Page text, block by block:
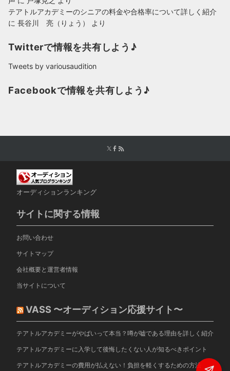
テアトルアカデミーのシニアの料金や合格率について詳しく紹介
に 長谷川 亮（りょう） より
Twitterで情報を共有しよう♪
Tweets by variousaudition
Facebookで情報を共有しよう♪
オーディションランキング
サイトに関する情報
お問い合わせ
サイトマップ
会社概要と運営者情報
当サイトについて
VASS 〜オーディション応援サイト〜
テアトルアカデミーがやばいって本当？噂が嘘である理由を詳しく紹介
テアトルアカデミーに入学して後悔したくない人が知るべきポイント
テアトルアカデミーの費用が払えない！負担を軽くするための方法